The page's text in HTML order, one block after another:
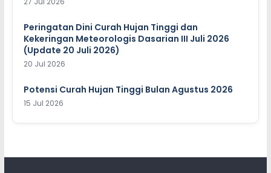
Peringatan Dini Curah Hujan Tinggi dan
Kekeringan Meteorologis Dasarian III Juli 2026
(Update 20 Juli 2026)
20 Jul 2026
Potensi Curah Hujan Tinggi Bulan Agustus 2026
15 Jul 2026